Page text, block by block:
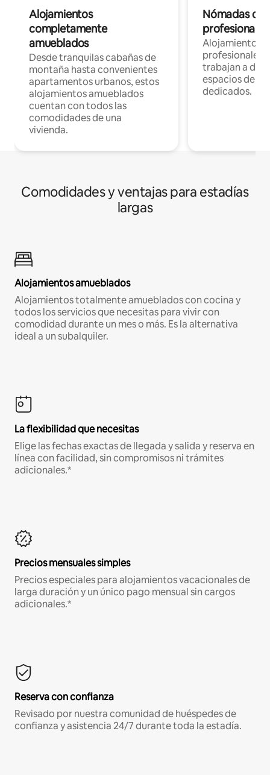
Alojamientos
completamente
amueblados
Desde tranquilas cabañas de
montaña hasta convenientes
apartamentos urbanos, estos
alojamientos amueblados
cuentan con todos las
comodidades de una
vivienda.
Nómadas
Alojamientos
profesionales
trabajan a
espacios de
dedicados.
Comodidades y ventajas para estadías
largas
Alojamientos amueblados
Alojamientos totalmente amueblados con cocina y
todos los servicios que necesitas para vivir con
comodidad durante un mes o más. Es la alternativa
ideal a un subalquiler.
La flexibilidad que necesitas
Elige las fechas exactas de llegada y salida y reserva en
línea con facilidad, sin compromisos ni trámites
adicionales.*
Precios mensuales simples
Precios especiales para alojamientos vacacionales de
larga duración y un único pago mensual sin cargos
adicionales.*
Reserva con confianza
Revisado por nuestra comunidad de huéspedes de
confianza y asistencia 24/7 durante toda la estadía.